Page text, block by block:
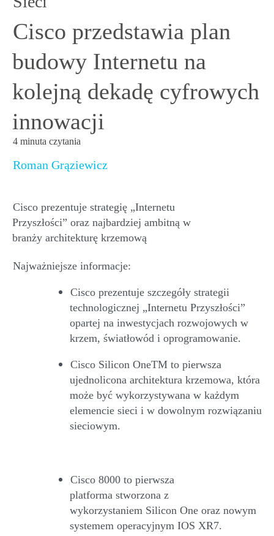
Cisco przedstawia plan
budowy Internetu na
kolejną dekadę cyfrowych
innowacji
4 minuta czytania
Roman Grąziewicz
Cisco prezentujestrategię
Internetu
Przyszłości” oraz najbardziej ambitną w
branży architekturę krzemową
Najważniejsze informacje:
Cisco prezentuje szczegóły strategii
technologicznej
Internetu Przyszłości”
opartej na inwestycjach rozwojowych w
krzem, światłowód i oprogramowanie.
Cisco Silicon OneTM to pierwsza
ujednolicona architektura krzemowa, która
może być wykorzystywana w każdym
elemencie sieci i w dowolnym rozwiązaniu
sieciowym.
Cisco 8000to pierwsza
platforma stworzona z
wykorzystaniem Silicon One oraz nowym
systemem operacyjnym IOS XR7.